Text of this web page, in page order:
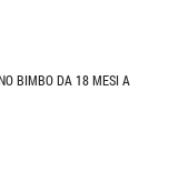
BIMBO DA 18 MESI A